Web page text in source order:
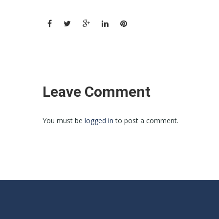
Leave Comment
You must be logged in to post a comment.